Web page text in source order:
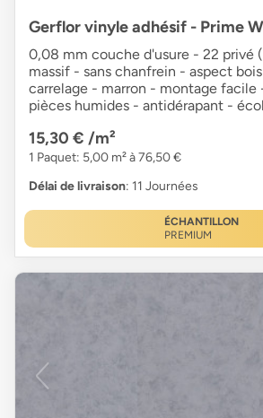
Gerflor vinyle adhésif - Prime
0,08 mm couche d'usure - 22 privé
massif - sans chanfrein - aspect
carrelage - marron - montage facile
pièces humides - antidérapant -
15,30 € /m²
1 Paquet: 5,00 m² à 76,50 €
Délai de livraison: 11 Journées
ÉCHANTILLON
PREMIUM